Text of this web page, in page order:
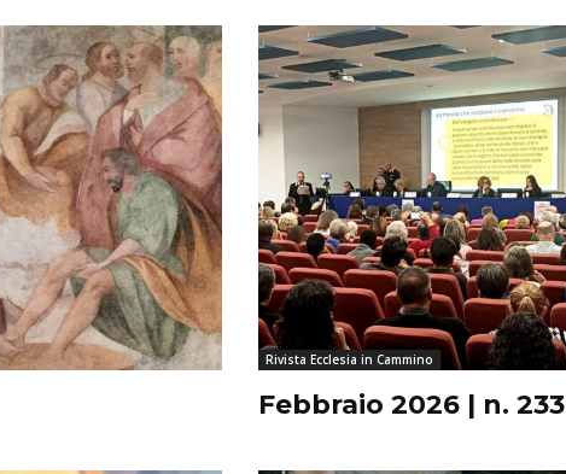
Rivista Ecclesia in Cammino
Febbraio 2026 | n. 233